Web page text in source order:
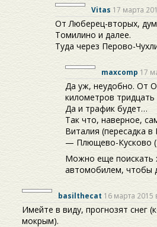
Vitas 17 марта
От Люберец-вторых,
Томилино и далее.
Туда через Перово-
maxcomp 17
Да уж, неудобно. От
километров
Да и трафик будет…
Так что, наверное,
Виталия (пересадка
— Плющево-Кусково
Можно еще поискать
автомобилем, чтобы
basilthecat 16 марта 2015
Имейте в виду, прогнозят снег
мокрым).